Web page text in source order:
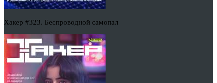
Хакер #323. Беспроводной самопал